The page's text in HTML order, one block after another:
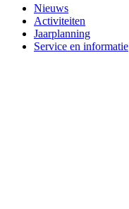
Nieuws
Activiteiten
Jaarplanning
Service en informatie